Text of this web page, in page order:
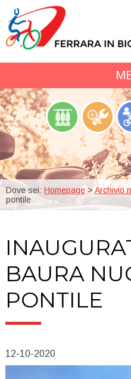
SERVIZI
Dove sei: Homepage>Archivio
pontile
BAURA
PONTILE
12-10-2020